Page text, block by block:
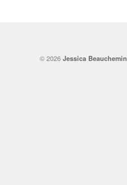
© 2026 Jessica Beauchemin